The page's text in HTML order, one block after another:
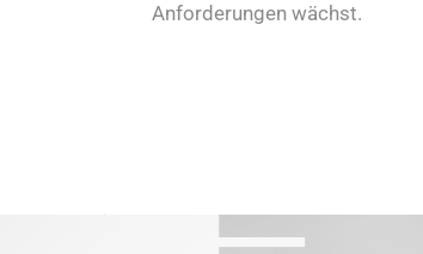
Anforderungen wächst.